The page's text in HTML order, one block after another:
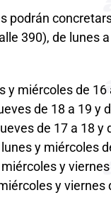
podrán
390), de lunes
y miércoles de 16
de 18 a 19 y
de 17 a 18 y
y miércoles
y
y